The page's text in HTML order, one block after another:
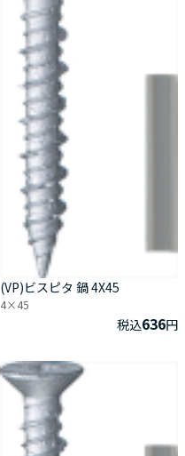
(VP)ビスピタ 鍋 4X45
4×45
税込636円